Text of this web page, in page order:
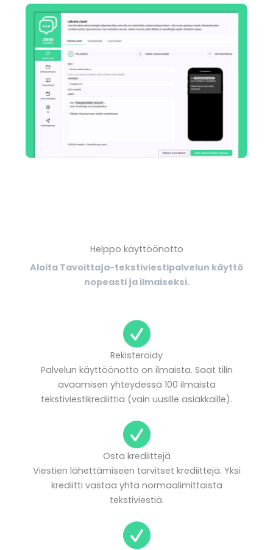
Helppo käyttöönotto
Aloita Tavoittaja-tekstiviestipalvelun käyttö
nopeasti ja ilmaiseksi.
Rekisteröidy
Palvelun käyttöönotto on ilmaista. Saat tilin
avaamisen yhteydessä 100 ilmaista
tekstiviestikrediittiä (vain uusille asiakkaille).
Osta krediittejä
Viestien lähettämiseen tarvitset krediittejä. Yksi
krediitti vastaa yhtä normaalimittaista
tekstiviestiä.